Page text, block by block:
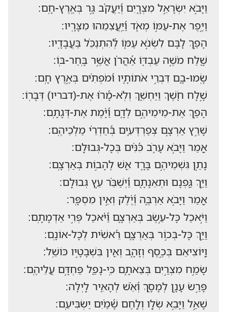
וַיָּבֹ֣א יִשְׂרָאֵ֣ל מִצְרָ֑יִם וְ֝יַעֲקֹ֗ב גָּ֣ר בְּאֶֽרֶץ-חָֽם:
וַיֶּ֣פֶר אֶת-עַמּ֣וֹ מְאֹ֑ד וַ֝יַּֽעֲצִמֵהוּ מִצָּרָֽיו:
הָפַ֣ךְ לִ֭בָּם לִשְׂנֹ֣א עַמּ֑וֹ לְ֝הִתְנַכֵּ֗ל בַּעֲבָדָֽיו:
שָׁ֭לַח מֹשֶׁ֣ה עַבְדּ֑וֹ אַ֝הֲרֹ֗ן אֲשֶׁ֣ר בָּֽחַר-בּֽוֹ:
שָֽׂמוּ-בָ֭ם דִּבְרֵ֣י אֹתוֹתָ֑יו וּ֝מֹפְתִ֗ים בְּאֶ֣רֶץ חָֽם:
שָׁ֣לַֽח חֹ֭שֶׁךְ וַיַּחְשִׁ֑ךְ וְלֹֽא-מָ֝ר֗וּ אֶת-(דבריו) דְּבָרֽוֹ:
הָפַ֣ךְ אֶת-מֵימֵיהֶ֣ם לְדָ֑ם וַ֝יָּ֗מֶת אֶת-דְּגָתָֽם:
שָׁרַ֣ץ אַרְצָ֣ם צְפַרְדְּעִ֑ים בְּ֝חַדְרֵ֗י מַלְכֵיהֶֽם:
אָ֭מַר וַיָּבֹ֣א עָרֹ֑ב כִּ֝נִּ֗ים בְּכָל-גְּבוּלָֽם:
נָתַ֣ן גִּשְׁמֵיהֶ֣ם בָּרָ֑ד אֵ֖שׁ לֶהָב֣וֹת בְּאַרְצָֽם:
וַיַּ֣ךְ גַּ֭פְנָם וּתְאֵנָתָ֑ם וַ֝יְשַׁבֵּ֗ר עֵ֣ץ גְּבוּלָֽם:
אָ֭מַר וַיָּבֹ֣א אַרְבֶּ֑ה וְ֝יֶ֗לֶק וְאֵ֣ין מִסְפָּֽר:
וַיֹּ֣אכַל כָּל-עֵ֣שֶׂב בְּאַרְצָ֑ם וַ֝יֹּ֗אכַל פְּרִ֣י אַדְמָתָֽם:
וַיַּ֣ךְ כָּל-בְּכ֣וֹר בְּאַרְצָ֑ם רֵ֝אשִׁ֗ית לְכָל-אוֹנָֽם:
וַֽ֭יּוֹצִיאֵם בְּכֶ֣סֶף וְזָהָ֑ב וְאֵ֖ין בִּשְׁבָטָ֣יו כּוֹשֵֽׁל:
שָׂמַ֣ח מִצְרַ֣יִם בְּצֵאתָ֑ם כִּֽי-נָפַ֖ל פַּחְדָּ֣ם עֲלֵיהֶֽם:
פָּרַ֣שׂ עָנָ֣ן לְמָסָ֑ךְ וְ֝אֵ֗שׁ לְהָאִ֥יר לָֽיְלָה:
שָׁאַ֣ל וַיָּבֵ֣א שְׂלָ֑ו וְלֶ֥חֶם שָׁ֝מַ֗יִם יַשְׂבִּיעֵֽם: